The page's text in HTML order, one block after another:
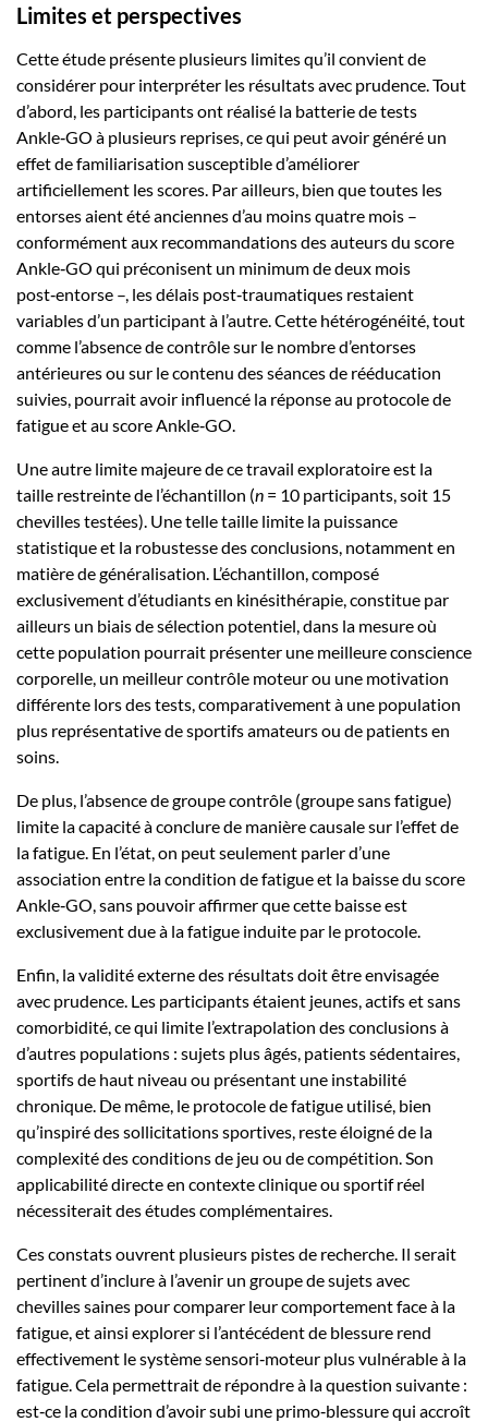
Limites et perspectives
Cette étude présente plusieurs limites qu’il convient de
considérer pour interpréter les résultats avec prudence. Tout
d’abord, les participants ont réalisé la batterie de tests
Ankle‑GO à plusieurs reprises, ce qui peut avoir généré un
effet de familiarisation susceptible d’améliorer
artificiellement les scores. Par ailleurs, bien que toutes les
entorses aient été anciennes d’au moins quatre mois –
conformément aux recommandations des auteurs du score
Ankle‑GO qui préconisent un minimum de deux mois
post‑entorse –, les délais post‑traumatiques restaient
variables d’un participant à l’autre. Cette hétérogénéité, tout
comme l’absence de contrôle sur le nombre d’entorses
antérieures ou sur le contenu des séances de rééducation
suivies, pourrait avoir influencé la réponse au protocole de
fatigue et au score Ankle‑GO.
Une autre limite majeure de ce travail exploratoire est la
taille restreinte de l’échantillon (n = 10 participants, soit 15
chevilles testées). Une telle taille limite la puissance
statistique et la robustesse des conclusions, notamment en
matière de généralisation. L’échantillon, composé
exclusivement d’étudiants en kinésithérapie, constitue par
ailleurs un biais de sélection potentiel, dans la mesure où
cette population pourrait présenter une meilleure conscience
corporelle, un meilleur contrôle moteur ou une motivation
différente lors des tests, comparativement à une population
plus représentative de sportifs amateurs ou de patients en
soins.
De plus, l’absence de groupe contrôle (groupe sans fatigue)
limite la capacité à conclure de manière causale sur l’effet de
la fatigue. En l’état, on peut seulement parler d’une
association entre la condition de fatigue et la baisse du score
Ankle‑GO, sans pouvoir affirmer que cette baisse est
exclusivement due à la fatigue induite par le protocole.
Enfin, la validité externe des résultats doit être envisagée
avec prudence. Les participants étaient jeunes, actifs et sans
comorbidité, ce qui limite l’extrapolation des conclusions à
d’autres populations : sujets plus âgés, patients sédentaires,
sportifs de haut niveau ou présentant une instabilité
chronique. De même, le protocole de fatigue utilisé, bien
qu’inspiré des sollicitations sportives, reste éloigné de la
complexité des conditions de jeu ou de compétition. Son
applicabilité directe en contexte clinique ou sportif réel
nécessiterait des études complémentaires.
Ces constats ouvrent plusieurs pistes de recherche. Il serait
pertinent d’inclure à l’avenir un groupe de sujets avec
chevilles saines pour comparer leur comportement face à la
fatigue, et ainsi explorer si l’antécédent de blessure rend
effectivement le système sensori‑moteur plus vulnérable à la
fatigue. Cela permettrait de répondre à la question suivante :
est‑ce la condition d’avoir subi une primo‑blessure qui accroît